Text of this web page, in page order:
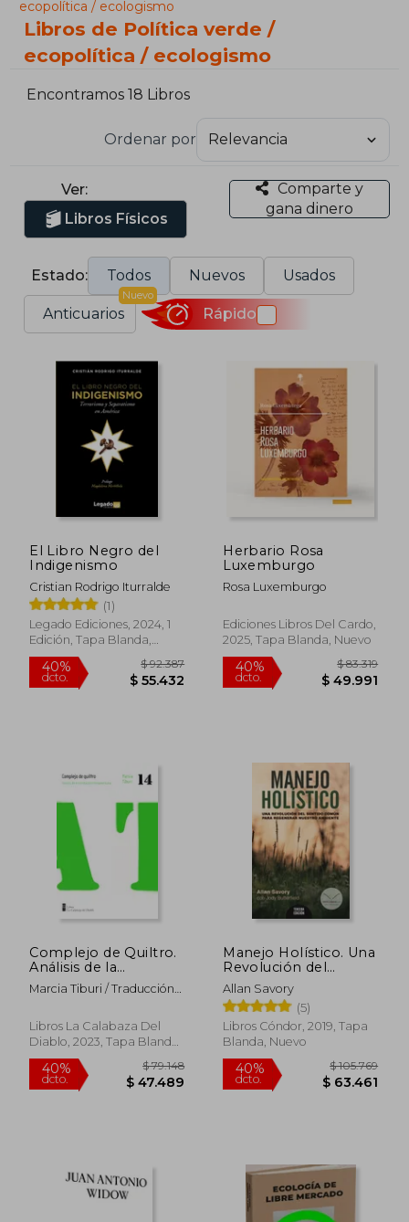
ecopolítica / ecologismo
Libros de Política verde /
ecopolítica / ecologismo
Encontramos 18 Libros
Ordenar por
Ver:
Libros Físicos
Comparte y
gana dinero
Estado: Todos Nuevos Usados
Anticuarios
Nuevo
Rápido
El Libro Negro del
Indigenismo
Cristian Rodrigo Iturralde
(1)
Legado Ediciones, 2024, 1
Edición, Tapa Blanda,
Nuevo
40%
dcto. $ 55.432
Herbario Rosa
Luxemburgo
Rosa Luxemburgo
Ediciones Libros Del Cardo,
2025, Tapa Blanda, Nuevo
40%
dcto.
Complejo de Quiltro.
Análisis de la
humillación brasileña
Marcia Tiburi / Traducción
Libros La Calabaza Del
Diablo, 2023, Tapa Blanda,
Nuevo
Manejo Holístico. Una
Revolución del
Sentido Común Para
Regenerar Nuestro
Ambiente - Allan
Savory; Jody
Butterfield - Libro
Allan Savory
(5)
Libros Cóndor, 2019, Tapa
Blanda, Nuevo